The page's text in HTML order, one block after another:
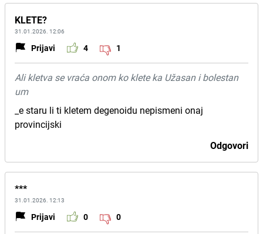
KLETE?
31.01.2026. 12:06
Prijavi 4 1
Ali kletva se vraća onom ko klete ka Užasan i bolestan
um
_e staru li ti kletem degenoidu nepismeni onaj
provincijski
Odgovori
***
31.01.2026. 12:13
Prijavi 0 0